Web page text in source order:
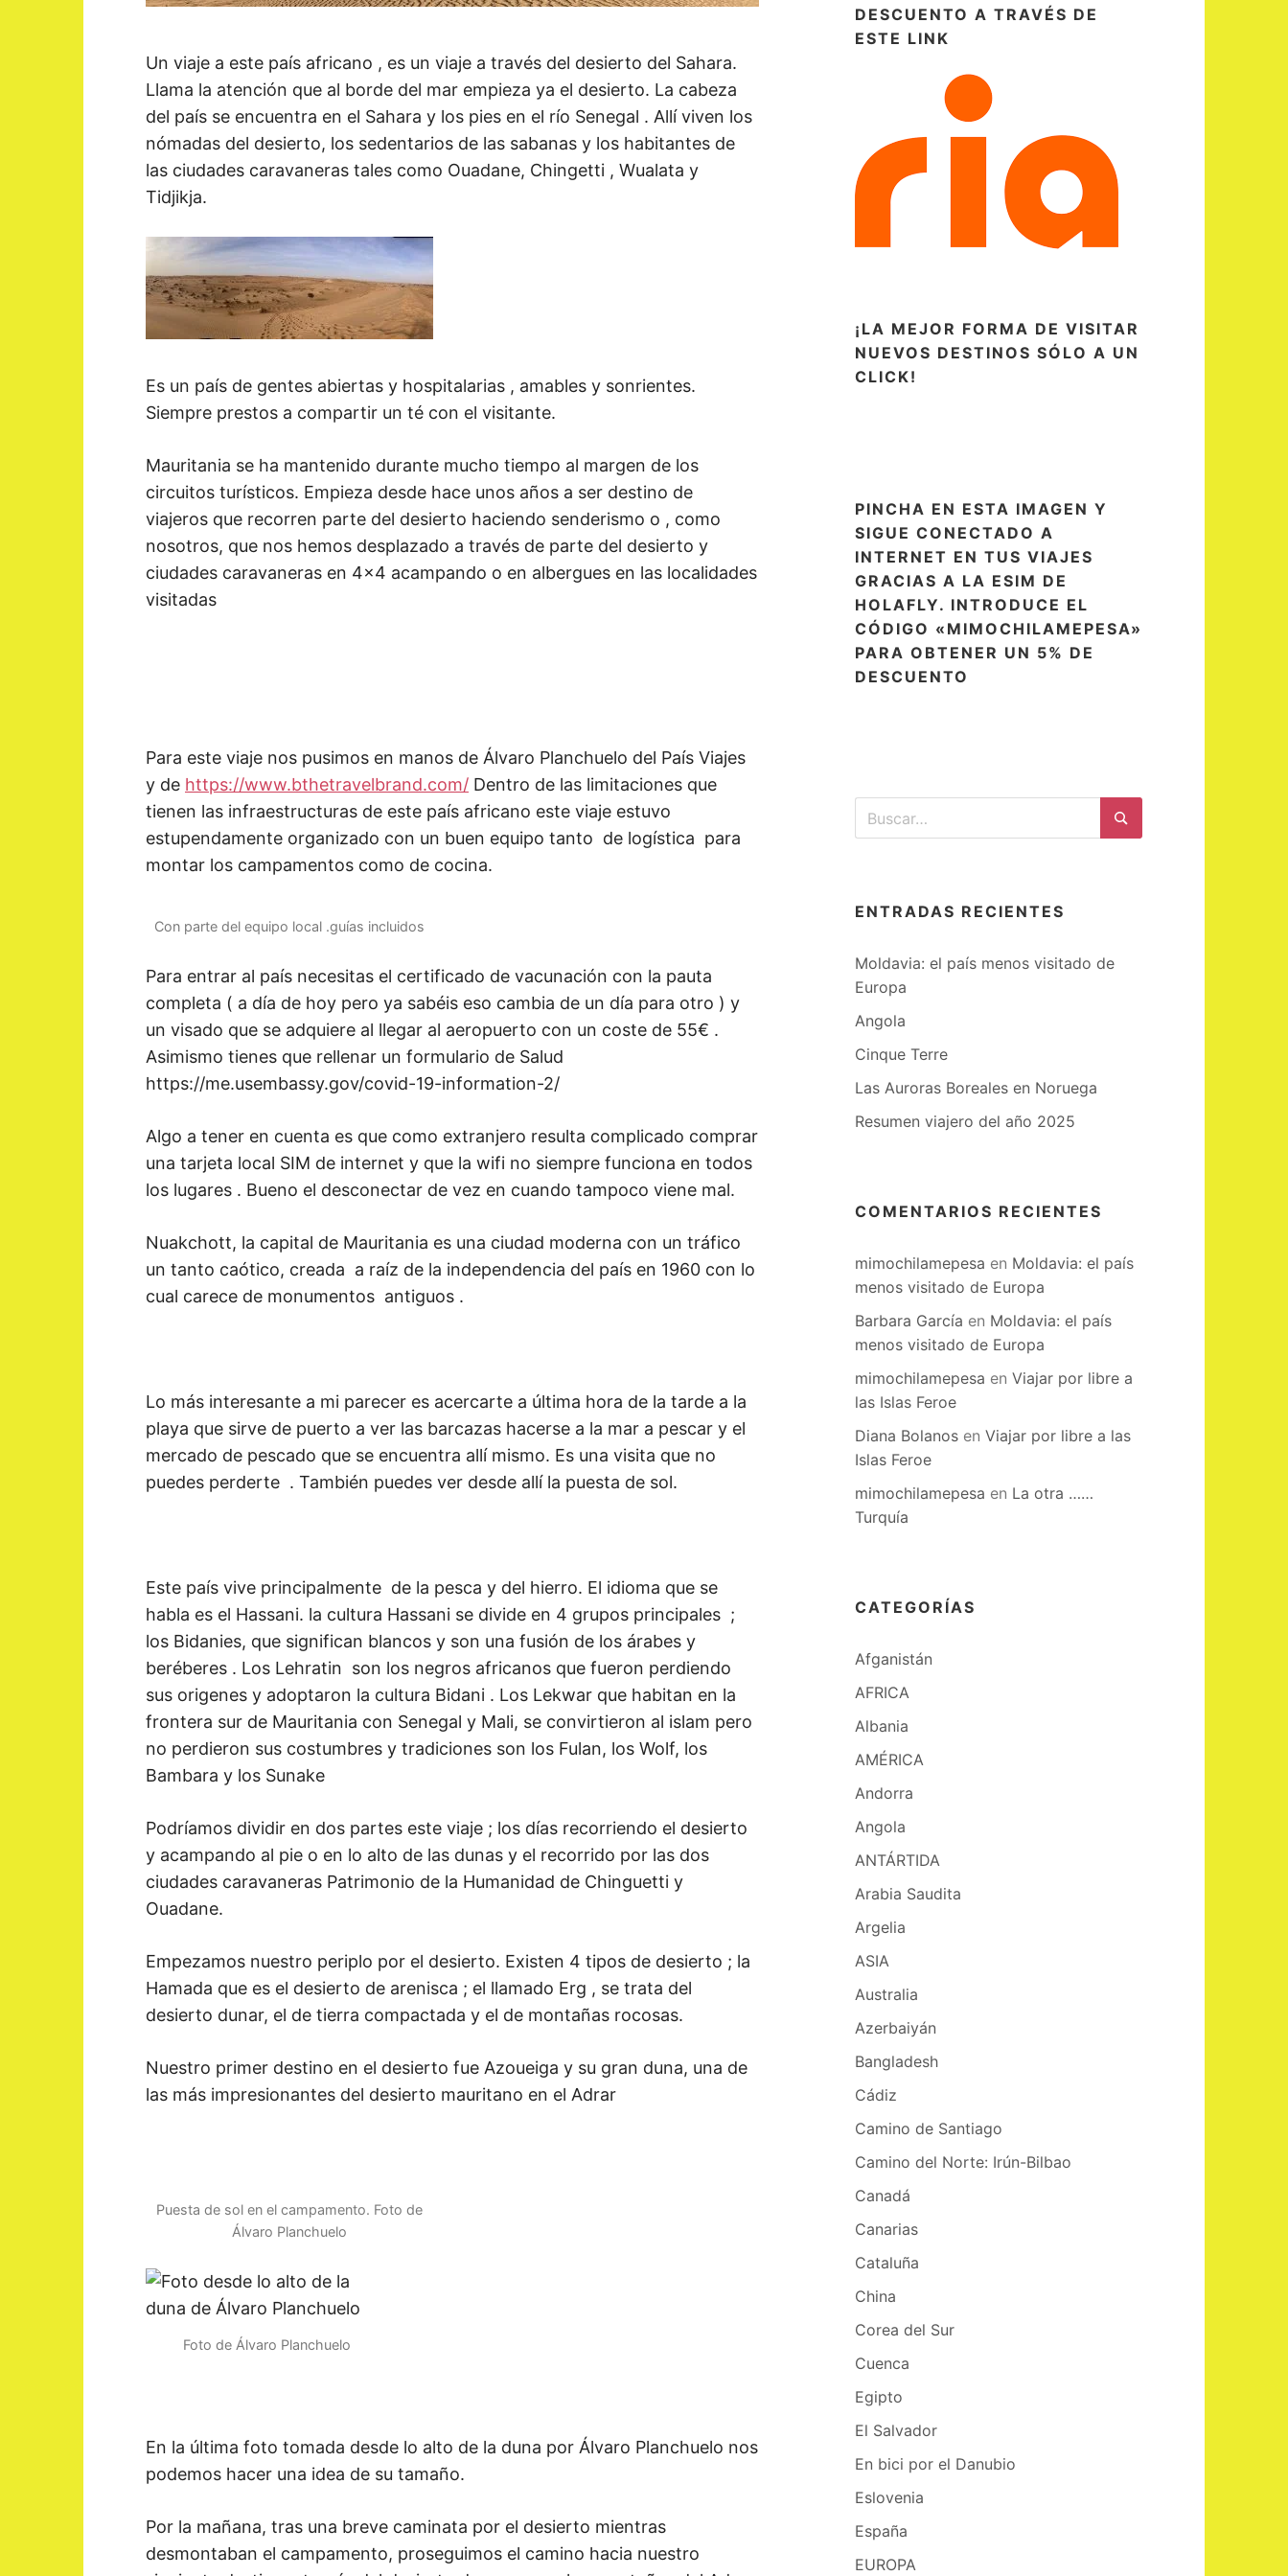
Un viaje a este país africano , es un viaje a través del desierto del Sahara.
Llama la atención que al borde del mar empieza ya el desierto. La cabeza
del país se encuentra en el Sahara y los pies en el río Senegal . Allí viven los
nómadas del desierto, los sedentarios de las sabanas y los habitantes de
las ciudades caravaneras tales como Ouadane, Chingetti , Wualata y
Tidjikja.
Es un país de gentes abiertas y hospitalarias , amables y sonrientes.
Siempre prestos a compartir un té con el visitante.
Mauritania se ha mantenido durante mucho tiempo al margen de los
circuitos turísticos. Empieza desde hace unos años a ser destino de
viajeros que recorren parte del desierto haciendo senderismo o , como
nosotros, que nos hemos desplazado a través de parte del desierto y
ciudades caravaneras en 4×4 acampando o en albergues en las localidades
visitadas
Para este viaje nos pusimos en manos de Álvaro Planchuelo del País Viajes
y de https://www.bthetravelbrand.com/ Dentro de las limitaciones que
tienen las infraestructuras de este país africano este viaje estuvo
estupendamente organizado con un buen equipo tanto de logística para
montar los campamentos como de cocina.
Con parte del equipo local .guías incluidos
Para entrar al país necesitas el certificado de vacunación con la pauta
completa ( a día de hoy pero ya sabéis eso cambia de un día para otro ) y
un visado que se adquiere al llegar al aeropuerto con un coste de 55€ .
Asimismo tienes que rellenar un formulario de Salud
https://me.usembassy.gov/covid-19-information-2/
Algo a tener en cuenta es que como extranjero resulta complicado comprar
una tarjeta local SIM de internet y que la wifi no siempre funciona en todos
los lugares . Bueno el desconectar de vez en cuando tampoco viene mal.
Nuakchott, la capital de Mauritania es una ciudad moderna con un tráfico
un tanto caótico, creada a raíz de la independencia del país en 1960 con lo
cual carece de monumentos antiguos .
Lo más interesante a mi parecer es acercarte a última hora de la tarde a la
playa que sirve de puerto a ver las barcazas hacerse a la mar a pescar y el
mercado de pescado que se encuentra allí mismo. Es una visita que no
puedes perderte . También puedes ver desde allí la puesta de sol.
Este país vive principalmente de la pesca y del hierro. El idioma que se
habla es el Hassani. la cultura Hassani se divide en 4 grupos principales ;
los Bidanies, que significan blancos y son una fusión de los árabes y
beréberes . Los Lehratin son los negros africanos que fueron perdiendo
sus origenes y adoptaron la cultura Bidani . Los Lekwar que habitan en la
frontera sur de Mauritania con Senegal y Mali, se convirtieron al islam pero
no perdieron sus costumbres y tradiciones son los Fulan, los Wolf, los
Bambara y los Sunake
Podríamos dividir en dos partes este viaje ; los días recorriendo el desierto
y acampando al pie o en lo alto de las dunas y el recorrido por las dos
ciudades caravaneras Patrimonio de la Humanidad de Chinguetti y
Ouadane.
Empezamos nuestro periplo por el desierto. Existen 4 tipos de desierto ; la
Hamada que es el desierto de arenisca ; el llamado Erg , se trata del
desierto dunar, el de tierra compactada y el de montañas rocosas.
Nuestro primer destino en el desierto fue Azoueiga y su gran duna, una de
las más impresionantes del desierto mauritano en el Adrar
Puesta de sol en el campamento. Foto de
Álvaro Planchuelo
Foto de Álvaro Planchuelo
En la última foto tomada desde lo alto de la duna por Álvaro Planchuelo nos
podemos hacer una idea de su tamaño.
Por la mañana, tras una breve caminata por el desierto mientras
desmontaban el campamento, proseguimos el camino hacia nuestro
DESCUENTO A TRAVÉS DE
ESTE LINK
¡LA MEJOR FORMA DE VISITAR
NUEVOS DESTINOS SÓLO A UN
CLICK!
PINCHA EN ESTA IMAGEN Y
SIGUE CONECTADO A
INTERNET EN TUS VIAJES
GRACIAS A LA ESIM DE
HOLAFLY. INTRODUCE EL
CÓDIGO «MIMOCHILAMEPESA»
PARA OBTENER UN 5% DE
DESCUENTO
Buscar
ENTRADAS RECIENTES
Moldavia: el país menos visitado de
Europa
Angola
Cinque Terre
Las Auroras Boreales en Noruega
Resumen viajero del año 2025
COMENTARIOS RECIENTES
mimochilamepesa en Moldavia: el país
menos visitado de Europa
Barbara García en Moldavia: el país
menos visitado de Europa
mimochilamepesa en Viajar por libre a
las Islas Feroe
Diana Bolanos en Viajar por libre a las
Islas Feroe
mimochilamepesa en La otra ……
Turquía
CATEGORÍAS
Afganistán
AFRICA
Albania
AMÉRICA
Andorra
Angola
ANTÁRTIDA
Arabia Saudita
Argelia
ASIA
Australia
Azerbaiyán
Bangladesh
Cádiz
Camino de Santiago
Camino del Norte: Irún-Bilbao
Canadá
Canarias
Cataluña
China
Corea del Sur
Cuenca
Egipto
El Salvador
En bici por el Danubio
Eslovenia
España
EUROPA